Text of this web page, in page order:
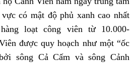
có mật độ phủ xanh cao nhất
loạt công viên từ 10.000-
được quy hoạch như một “ốc
sông Cả Cấm và sông Cảnh